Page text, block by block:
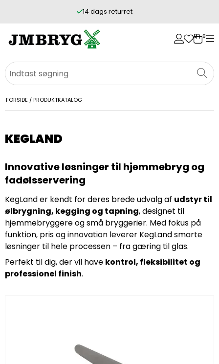
14 dags returret
0 0
FORSIDE / PRODUKTKATALOG
KEGLAND
Innovative løsninger til hjemmebryg og
fadølsservering
KegLand er kendt for deres brede udvalg af udstyr til
ølbrygning, kegging og tapning, designet til
hjemmebryggere og små bryggerier. Med fokus på
funktion, pris og innovation leverer KegLand smarte
løsninger til hele processen – fra gæring til glas.
Perfekt til dig, der vil have kontrol, fleksibilitet og
professionel finish.